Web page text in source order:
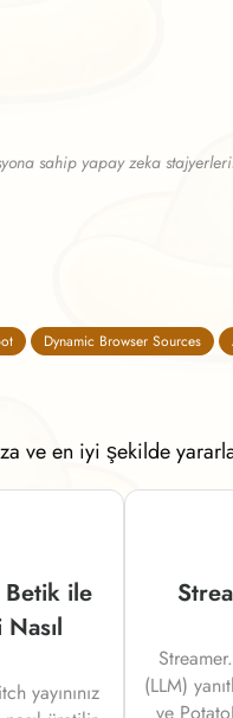
sahip yapay zeka
Dynamic Browser Sources
ve en iyi şekilde
ile
yayınınız
(LLM)